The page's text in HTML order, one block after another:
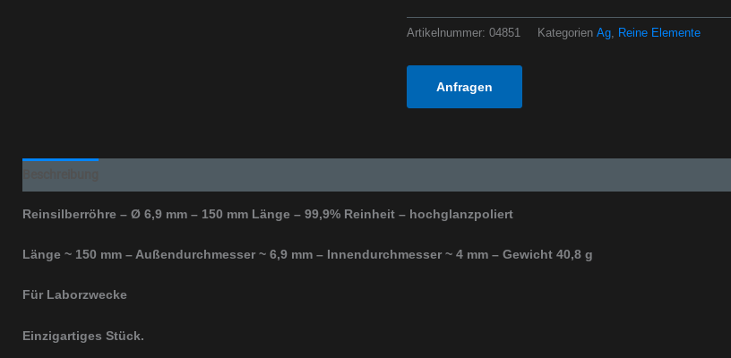
Artikelnummer: 04851 Kategorien Ag, Reine Elemente
Anfragen
Reinsilberröhre – Ø 6,9 mm – 150 mm Länge – 99,9% Reinheit – hochglanzpoliert
Länge ~ 150 mm – Außendurchmesser ~ 6,9 mm – Innendurchmesser ~ 4 mm – Gewicht 40,8 g
Für Laborzwecke
Einzigartiges Stück.